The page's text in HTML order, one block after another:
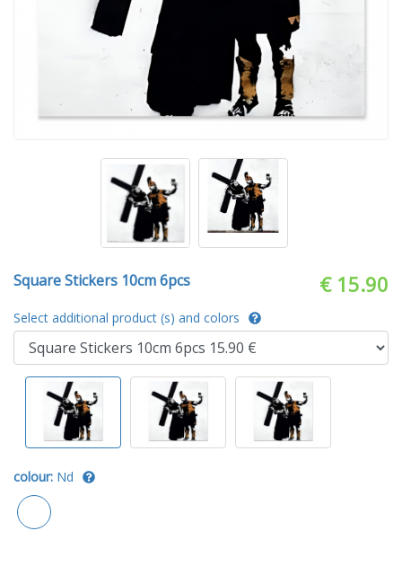
Square Stickers 10cm 6pcs € 15.90
Select additional product (s) and colors
colour: Nd